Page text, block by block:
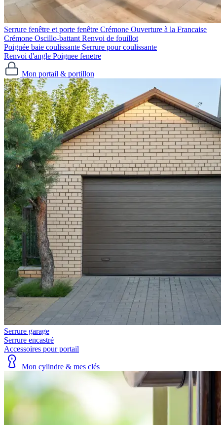
Serrure fenêtre et porte fenêtre
Crémone Ouverture à la Francaise
Crémone Oscillo-battant Renvoi de fouillot
Poignée baie coulissante Serrure pour coulissante
Renvoi d'angle Poignee fenetre
Mon portail & portillon
Serrure garage
Serrure encastré
Accessoires pour portail
Mon cylindre & mes clés